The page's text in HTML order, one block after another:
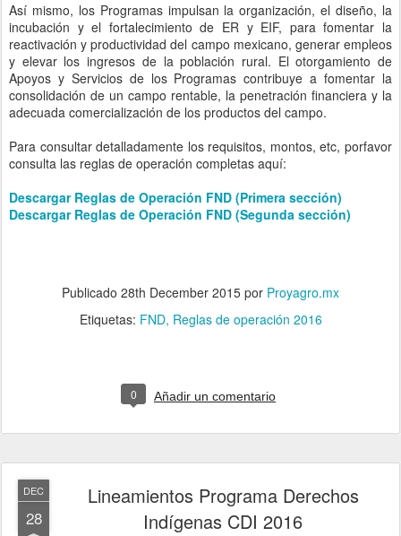
Así mismo, los Programas impulsan la organización, el diseño, la
incubación y el fortalecimiento de ER y EIF, para fomentar la
reactivación y productividad del campo mexicano, generar empleos
y elevar los ingresos de la población rural. El otorgamiento de
Apoyos y Servicios de los Programas contribuye a fomentar la
consolidación de un campo rentable, la penetración financiera y la
adecuada comercialización de los productos del campo.
Para consultar detalladamente los requisitos, montos, etc, porfavor
consulta las reglas de operación completas aquí:
Descargar Reglas de Operación FND (Primera sección)
Descargar Reglas de Operación FND (Segunda sección)
Publicado 28th December 2015 por Proyagro.mx
Etiquetas: FND Reglas de operación 2016
0 Añadir un comentario
DEC
28
Lineamientos Programa Derechos
Indígenas CDI 2016